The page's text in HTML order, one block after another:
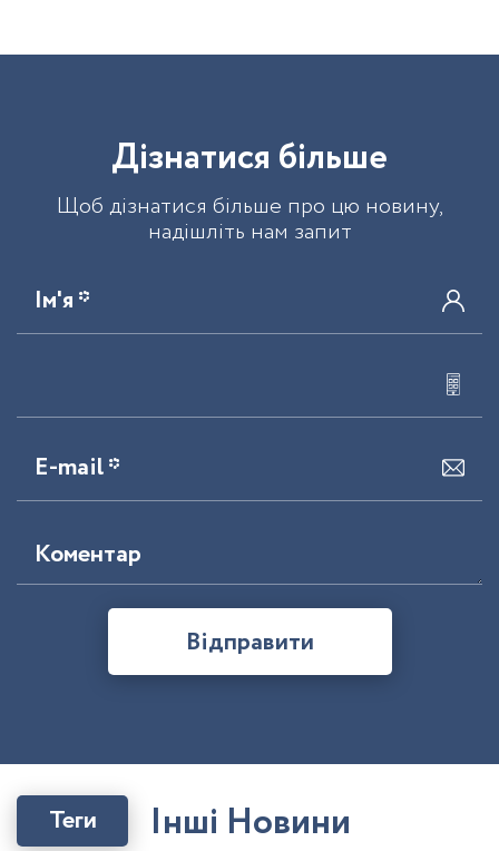
Дізнатися більше
Щоб дізнатися більше про цю новину,
надішліть нам запит
Ім'я *
E-mail *
Коментар
Відправити
Інші Новини
Теги